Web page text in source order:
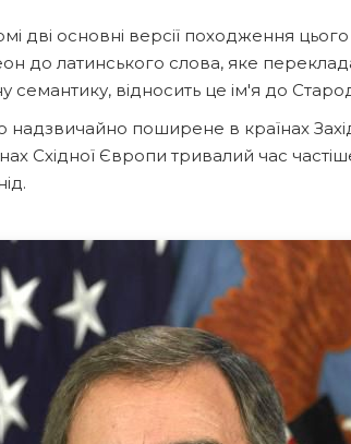
дві основні версії походження
до латинського слова, яке
семантику, відносить це ім'я до
поширене в країнах
Східної Європи тривалий час